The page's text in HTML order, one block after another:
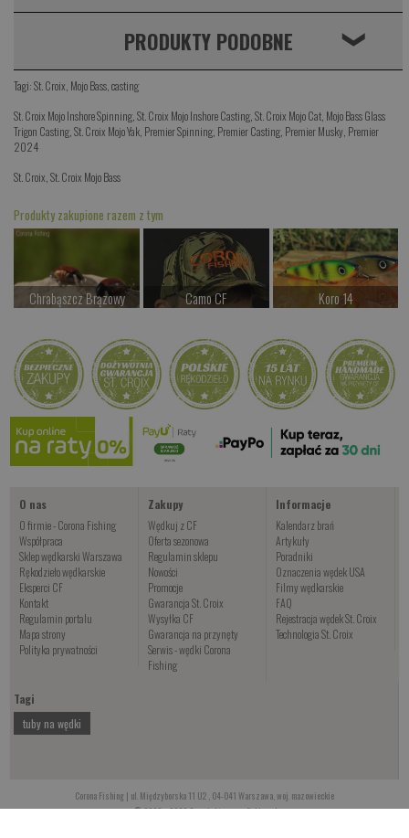
PRODUKTY PODOBNE ❮
Tagi:St. Croix Mojo Bass ,casting
St. Croix Mojo Inshore Spinning,St. Croix Mojo Inshore Casting,St. Croix Mojo Cat Mojo Bass Glass
Trigon Casting,St. Croix Mojo Yak Premier Spinning, Premier Casting, Premier Musky Premier
2024
St. Croix ,St. Croix Mojo Bass
Produkty zakupione razem z tym
Chrabąszcz Brązowy
Kup teraz >
Camo CF
Kup teraz >
Koro 14
Kup teraz >
St. Croix Mojo Yak
od 1017.00 PLN
Kup teraz >
O nas
O firmie - Corona Fishing
Współpraca
Sklep wędkarski Warszawa
Rękodzieło wędkarskie
Eksperci CF
Kontakt
Regulamin portalu
Mapa strony
Polityka prywatności
Zakupy
Wędkuj z CF
Oferta sezonowa
Regulamin sklepu
Nowości
Promocje
Gwarancja St. Croix
Wysyłka CF
Gwarancja na przynęty
Serwis - wędki Corona
Fishing
Informacje
Kalendarz brań
Artykuły
Poradniki
Oznaczenia wędek USA
Filmy wędkarskie
FAQ
Rejestracja wędek St. Croix
Technologia St. Croix
Tagi
tuby na wędki
Corona Fishing | ul. Międzyborska 11 U2 , 04-041 Warszawa, woj. mazowieckie
© 2008 - 2026 Copyright corona-fishing.pl